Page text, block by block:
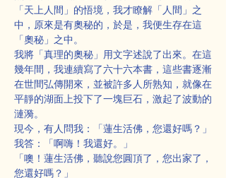
「天上人間」的悟境，我才瞭解「人間」之
中，原來是有奧秘的，於是，我便生存在這
「奧秘」之中。
我將「真理的奧秘」用文字述說了出來。在這
幾年間，我連續寫了六十六本書，這些書逐漸
在世間弘傳開來，並被許多人所熟知，就像在
平靜的湖面上投下了一塊巨石，激起了波動的
漣漪。
現今，有人問我：「蓮生活佛，您還好嗎？」
我答：「啊嗨！我還好。」
「噢！蓮生活佛，聽說您圓頂了，您出家了，
您還好嗎？」